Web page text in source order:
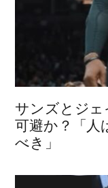
サンズとジェ
可避か？「人
べき」